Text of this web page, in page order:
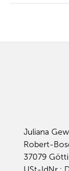
Juliana
Robert-
37079